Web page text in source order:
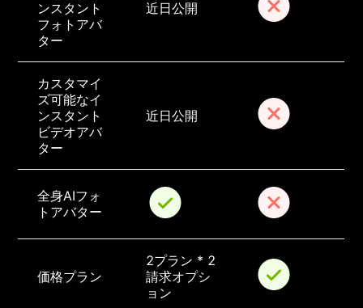
ンスタント
フォトアバ
ター
近日公開
カスタマイ
ズ可能なイ
ンスタント
ビデオアバ
ター
近日公開
全身AIフォ
トアバター
価格プラン
2プラン * 2
請求オプシ
ョン